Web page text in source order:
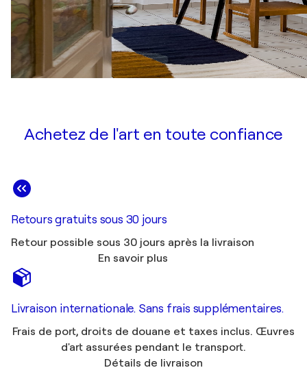
Achetez de l'art en toute confiance
Retours gratuits sous 30 jours
Retour possible sous 30 jours après la livraison
En savoir plus
Livraison internationale. Sans frais supplémentaires.
Frais de port, droits de douane et taxes inclus. Œuvres
d'art assurées pendant le transport.
Détails de livraison